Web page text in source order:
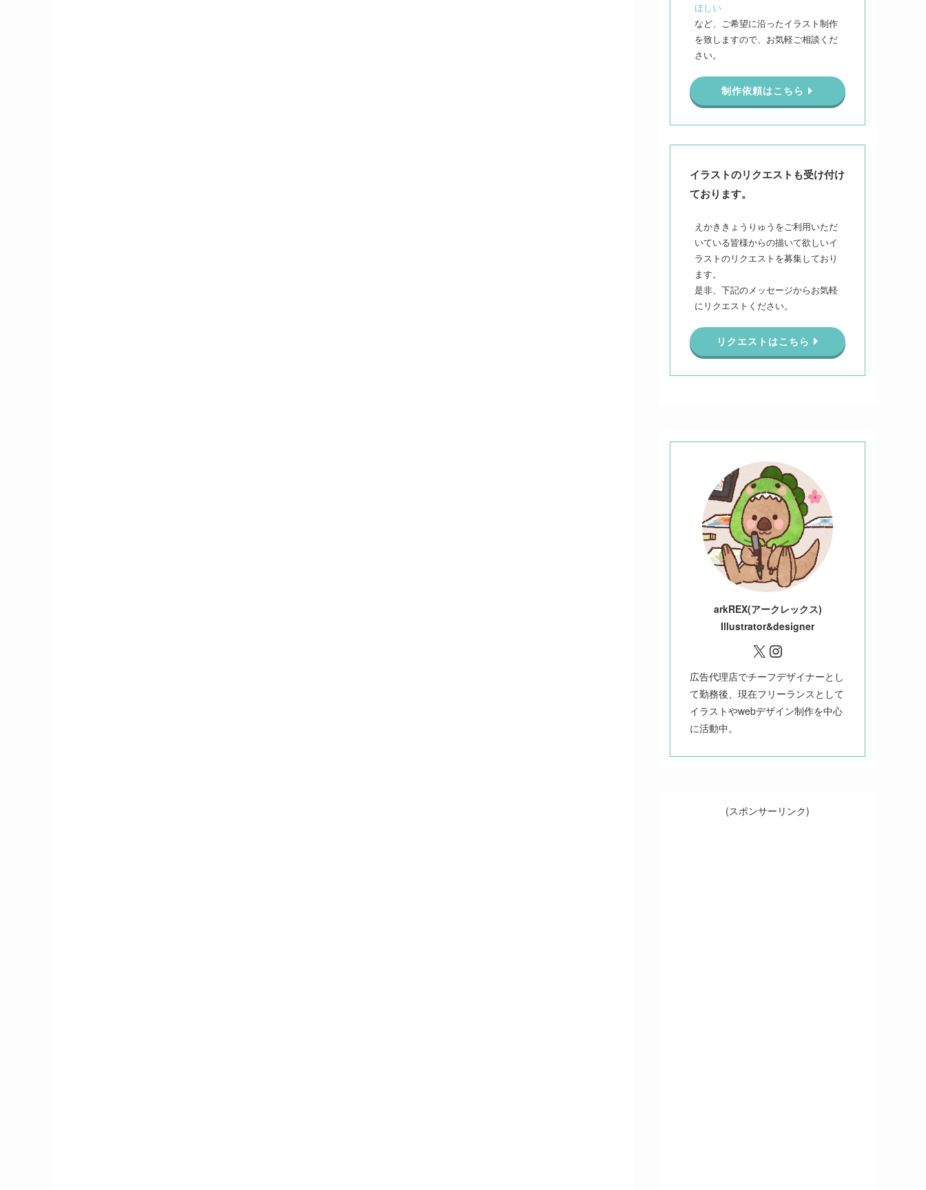
ほしい
など、ご希望に沿ったイラスト制作
を致しますので、お気軽ご相談くだ
さい。
制作依頼はこちら
イラストのリクエストも受け付け
ております。
えかききょうりゅうをご利用いただ
いている皆様からの描いて欲しいイ
ラストのリクエストを募集しており
ます。
是非、下記のメッセージからお気軽
にリクエストください。
リクエストはこちら
arkREX(アークレックス)
Illustrator&designer
X Instagram
広告代理店でチーフデザイナーとし
て勤務後、現在フリーランスとして
イラストやwebデザイン制作を中心
に活動中。
(スポンサーリンク)